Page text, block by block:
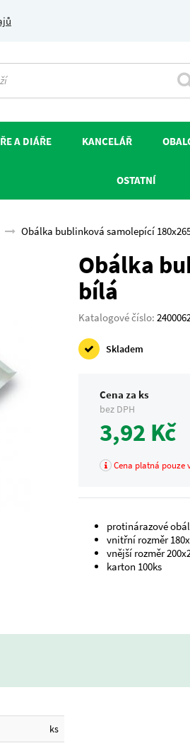
A DIÁŘE KANCELÁŘ
OSTATNÍ
Obálka bublinková samolepící
Obálka
bílá
Katalogové číslo:
Skladem
Cena za ks
bez DPH
3,92 Kč
Cena platná pouze
protinárazové
vnitřní rozměr
vnější rozměr
karton 100ks
ks